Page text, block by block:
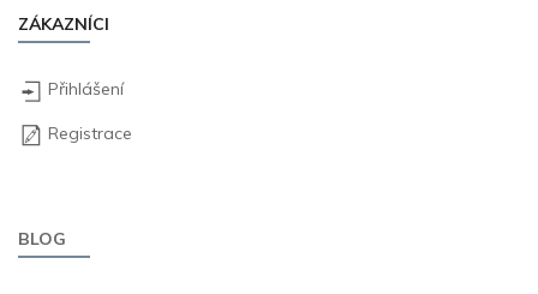
ZÁKAZNÍCI
Přihlášení
Registrace
BLOG